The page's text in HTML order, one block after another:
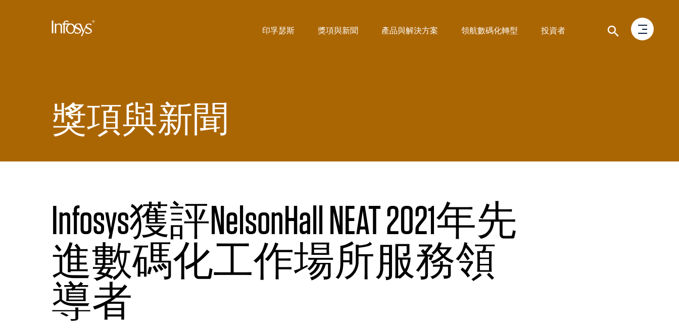
印孚瑟斯 獎項與新聞 產品與解決方案 領航數碼化轉型 投資者
獎項與新聞
Infosys獲評NelsonHall NEAT 2021年先
進數碼化工作場所服務領
導者